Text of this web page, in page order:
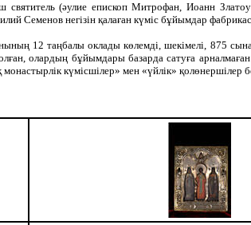
святитель (әулие епископ Митрофан, Иоанн
Семенов негізін қалаған күміс бұйымдар
12 таңбалы оклады көлемді, шекімелі, 875
олардың бұйымдары базарда сатуға
күмісшілер» мен «үйлік» қолөнершілер